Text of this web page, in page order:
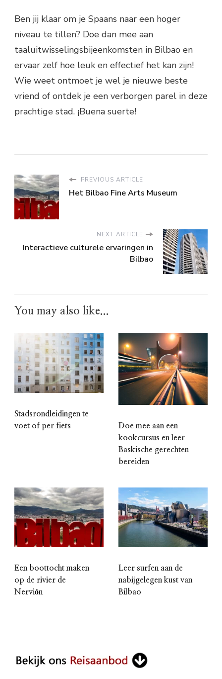
Ben jij klaar om je Spaans naar een hoger
niveau te tillen? Doe dan mee aan
taaluitwisselingsbijeenkomsten in Bilbao en
ervaar zelf hoe leuk en effectief het kan zijn!
Wie weet ontmoet je wel je nieuwe beste
vriend of ontdek je een verborgen parel in deze
prachtige stad. ¡Buena suerte!
PREVIOUS ARTICLE
Het Bilbao Fine Arts Museum
NEXT ARTICLE
Interactieve culturele ervaringen in
Bilbao
You may also like...
Stadsrondleidingen te
voet of per fiets
Doe mee aan een
kookcursus en leer
Baskische gerechten
bereiden
Een boottocht maken
op de rivier de
Nervión
Leer surfen aan de
nabijgelegen kust van
Bilbao